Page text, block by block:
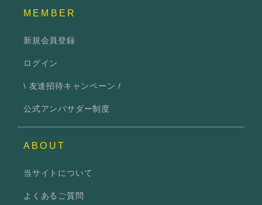
MEMBER
新規会員登録
ログイン
\ 友達招待キャンペーン /
公式アンバサダー制度
ABOUT
当サイトについて
よくあるご質問